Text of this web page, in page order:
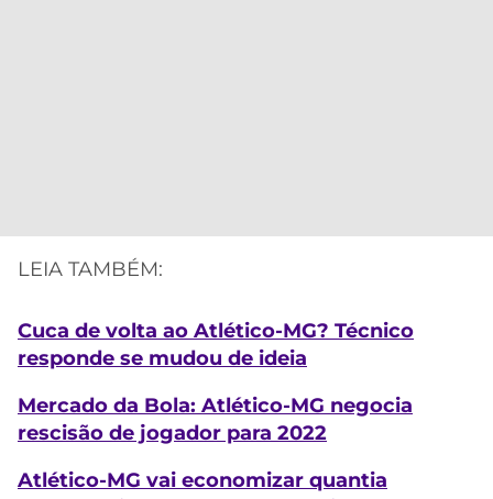
LEIA TAMBÉM:
Cuca de volta ao Atlético-MG? Técnico
responde se mudou de ideia
Mercado da Bola: Atlético-MG negocia
rescisão de jogador para 2022
Atlético-MG vai economizar quantia